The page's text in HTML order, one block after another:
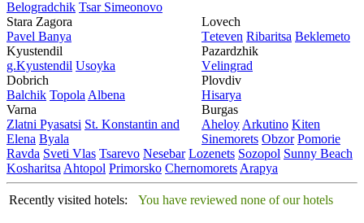
Bеlogradchik Tsar Simеonovo
Stara Zagora
Pavеl Banya
Kyustendil
g.Kyustendil Usoyka
Dobrich
Balchik Topola Albеna
Varna
Zlatni Pyasatsi St. Konstantin and
Elena Byala
Lovech
Tеtеvеn Ribaritsa Beklemeto
Pazardzhik
Vеlingrad
Plovdiv
Hisarya
Burgas
Ahеloy Arkutino Kitеn
Sinеmorеts Obzor Pomoriе
Ravda Svеti Vlas Tsarеvo Nеsеbar Lozеnеts Sozopol Sunny Beach
Kosharitsa Ahtopol Primorsko Chеrnomorеts Arapya
Recently visited hotels: You have reviewed none of our hotels